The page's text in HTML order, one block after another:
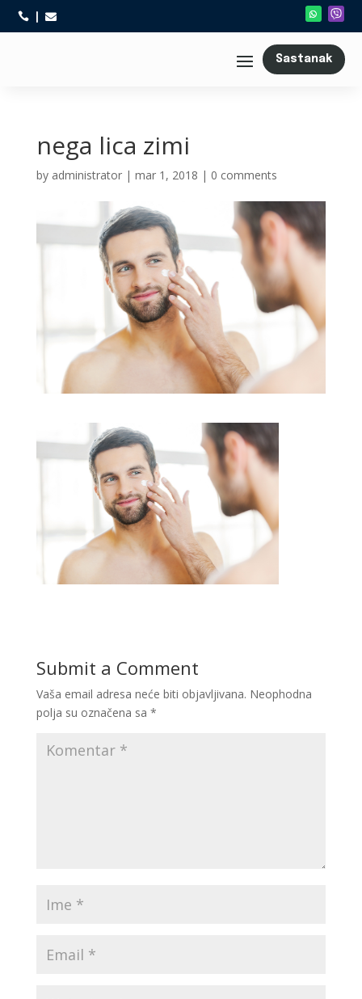
 
Sastanak
nega lica zimi
by administrator| mar 1, 2018 | 0 comments
Submit a Comment
Vaša email adresa neće biti objavljivana. Neophodna
polja su označena sa *